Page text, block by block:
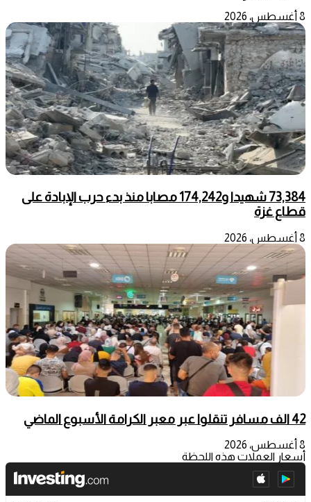
8 أغسطس، 2026
73,384 شهيدا و174,242 مصابا منذ بدء حرب الإبادة على
قطاع غزة
8 أغسطس، 2026
42 الف مسافر تنقلوا عبر معبر الكرامة الأسبوع الماضي
8 أغسطس، 2026
أسعار العملات هذه اللحظة